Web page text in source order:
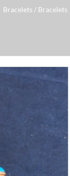
Bracelets / Bracelets